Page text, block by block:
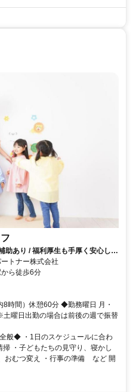
助あり / 福利厚生も手厚く安心して
トナー株式会社
駅から徒歩6分
時間）休憩60分 ◆勤務曜日 月・
曜日出勤の場合は前後の週で振替
般◆ ・1日のスケジュールに合わ
・子どもたちの見守り、寝かし
おむつ変え ・行事の準備 など 開